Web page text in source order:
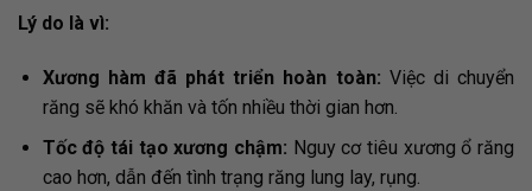
Lý do là vì:
Xương hàm đã phát triển hoàn toàn: Việc di chuyển
răng sẽ khó khăn và tốn nhiều thời gian hơn.
Tốc độ tái tạo xương chậm: Nguy cơ tiêu xương ổ răng
cao hơn, dẫn đến tình trạng răng lung lay, rụng.